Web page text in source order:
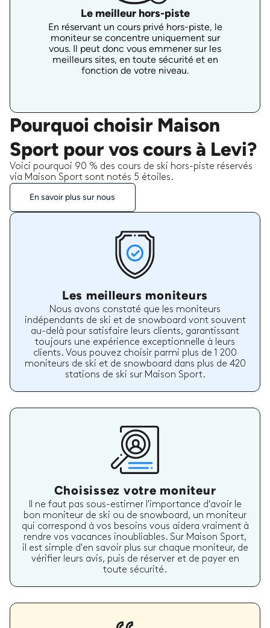
Le meilleur hors-piste
En réservant un cours privé hors-piste, le
moniteur se concentre uniquement sur
vous. Il peut donc vous emmener sur les
meilleurs sites, en toute sécurité et en
fonction de votre niveau.
Pourquoi choisir Maison
Sport pour vos cours à Levi?
Voici pourquoi 90 % des cours de ski hors-piste réservés
via Maison Sport sont notés 5 étoiles.
En savoir plus sur nous
Les meilleurs moniteurs
Nous avons constaté que les moniteurs
indépendants de ski et de snowboard vont souvent
au-delà pour satisfaire leurs clients, garantissant
toujours une expérience exceptionnelle à leurs
clients. Vous pouvez choisir parmi plus de 1 200
moniteurs de ski et de snowboard dans plus de 420
stations de ski sur Maison Sport.
Choisissez votre moniteur
Il ne faut pas sous-estimer l'importance d'avoir le
bon moniteur de ski ou de snowboard, un moniteur
qui correspond à vos besoins vous aidera vraiment à
rendre vos vacances inoubliables. Sur Maison Sport,
il est simple d'en savoir plus sur chaque moniteur, de
vérifier leurs avis, puis de réserver et de payer en
toute sécurité.